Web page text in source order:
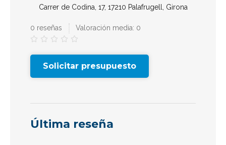
Carrer de Codina, 17, 17210 Palafrugell, Girona
0 reseñas Valoración media: 0
    
Solicitar presupuesto
Última reseña